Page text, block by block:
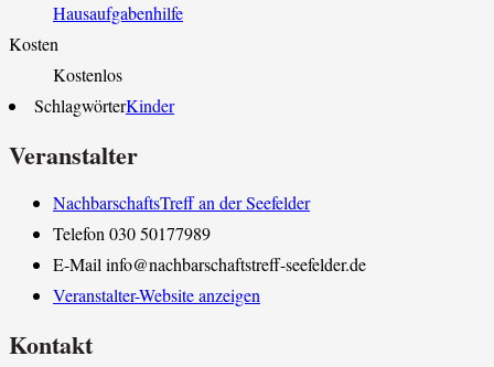
Hausaufgabenhilfe
Kosten
Kostenlos
SchlagwörterKinder
Veranstalter
NachbarschaftsTreff an der Seefelder
Telefon 030 50177989
E-Mail info@nachbarschaftstreff-seefelder.de
Veranstalter-Website anzeigen
Kontakt